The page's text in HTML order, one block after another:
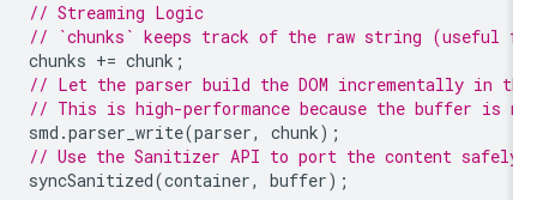
// Streaming Logic
// `chunks` keeps track of the raw string (useful
chunks
+= chunk
// Let the parser build the DOM incrementally in
// This is high-performance because the buffer is
smd.parser_write(parser , chunk
// Use the Sanitizer API to port the content
syncSanitized(container , buffer